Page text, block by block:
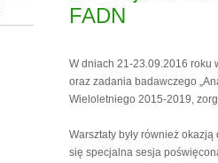
FADN
W dniach 21-23.09.2016 roku
oraz zadania badawczego
Wieloletniego 2015-2019,
Warsztaty były również
się specjalna sesja